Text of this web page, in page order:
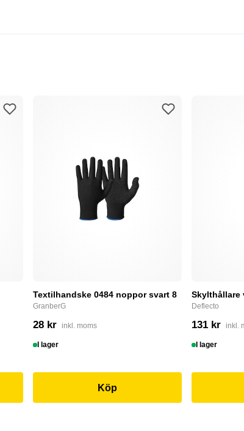
Textilhandske 0484 noppor svart 8
GranberG
28 kr inkl. moms
I lager
Köp
Skylthållare
Deflecto
131 kr inkl.
I lager